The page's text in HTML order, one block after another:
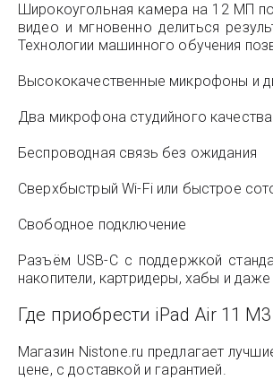
Широкоугольная камера на 12 МП
видео и мгновенно делиться
Технологии машинного обучения
Высококачественные микрофоны и
Два микрофона студийного
Беспроводная связь без ожидания
Сверхбыстрый Wi-Fi или быстрое
Свободное подключение
Разъём USB-C с поддержкой
накопители, картридеры, хабы и
Где приобрести iPad Air 11
Магазин Nistone.ru предлагает
цене, с доставкой и гарантией.